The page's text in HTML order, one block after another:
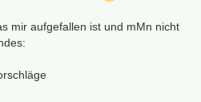
mir aufgefallen ist und mMn nicht